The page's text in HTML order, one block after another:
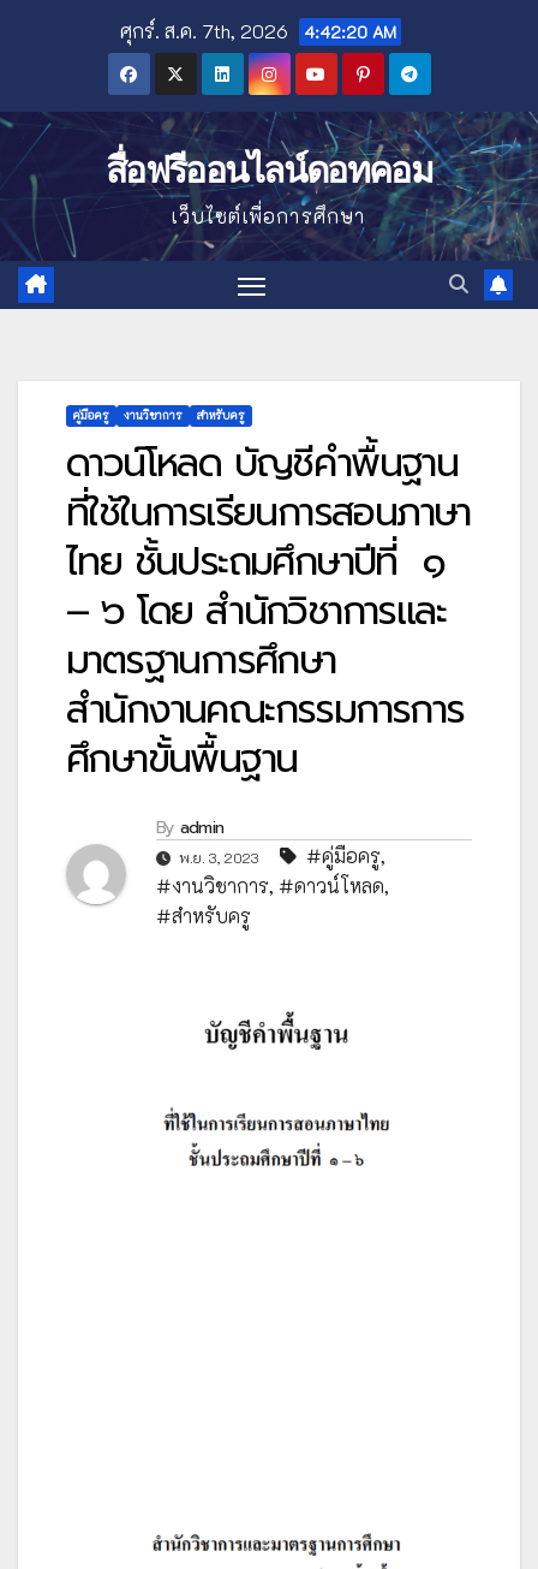
ศุกร์. ส.ค. 7th, 2026 4:42:21 AM
สื่อฟรีออนไลน์ดอทคอม
เว็บไซต์เพื่อการศึกษา
คู่มือครู งานวิชาการ สำหรับครู
ดาวน์โหลด บัญชีคำพื้นฐาน
ที่ใช้ในการเรียนการสอนภาษา
ไทย ชั้นประถมศึกษาปีที่ ๑
– ๖ โดย สำนักวิชาการและ
มาตรฐานการศึกษา
สำนักงานคณะกรรมการการ
ศึกษาขั้นพื้นฐาน
By admin
พ.ย. 3, 2023 #คู่มือครู,
#งานวิชาการ, #ดาวน์โหลด,
#สำหรับครู